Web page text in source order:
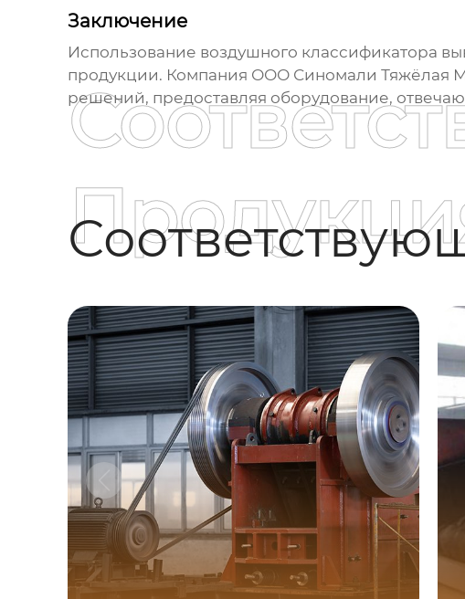
Заключение
Использование воздушного классификатора
продукции. Компания ООО Синомали Тяжёлая
решений, предоставляя оборудование,